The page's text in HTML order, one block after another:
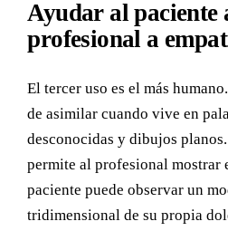
Ayudar al paciente
profesional a
El tercer uso es el más
de asimilar cuando vive en
desconocidas y dibujos
permite al profesional mostrar
paciente puede observar un
tridimensional de su propia